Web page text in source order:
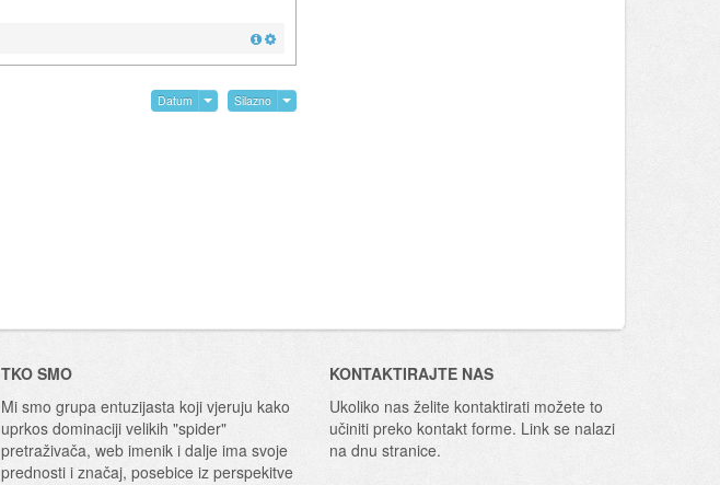
Datum Silazno
TKO SMO
Mi smo grupa entuzijasta koji vjeruju kako
uprkos dominaciji velikih "spider"
pretraživača, web imenik i dalje ima svoje
prednosti i značaj, posebice iz perspekitve
KONTAKTIRAJTE NAS
Ukoliko nas želite kontaktirati možete to
učiniti preko kontakt forme. Link se nalazi
na dnu stranice.